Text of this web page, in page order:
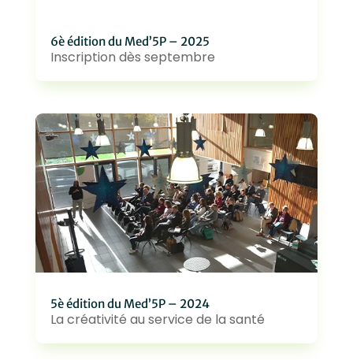
6è édition du Med’5P – 2025
Inscription dès septembre
5è édition du Med’5P – 2024
La créativité au service de la santé